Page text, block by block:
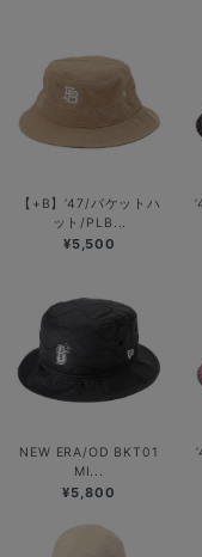
【+B】’47/バケットハ
ット/PLB...
¥5,500
NEW ERA/OD BKT01
MI...
¥5,800